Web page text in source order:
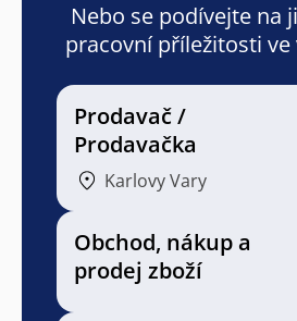
Nebo se podívejte na
pracovní příležitosti
Prodavač /
Prodavačka
Karlovy Vary
Obchod, nákup a
prodej zboží